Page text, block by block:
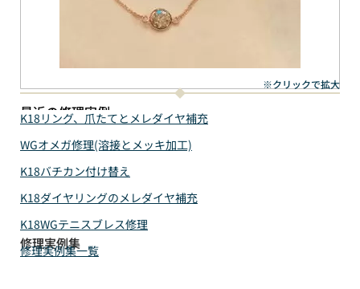
※クリックで拡大
最近の修理実例
K18リング、爪たてとメレダイヤ補充
WGオメガ修理(溶接とメッキ加工)
K18バチカン付け替え
K18ダイヤリングのメレダイヤ補充
K18WGテニスブレス修理
修理実例集
修理実例集一覧